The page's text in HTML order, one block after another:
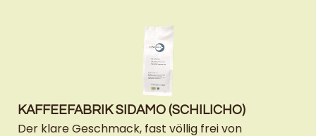
KAFFEEFABRIK SIDAMO (SCHILICHO)
Der klare Geschmack, fast völlig frei von